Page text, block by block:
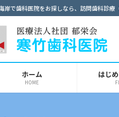
岸で歯科医院をお探しなら、訪問歯科診療
ホーム
HOME
はじ